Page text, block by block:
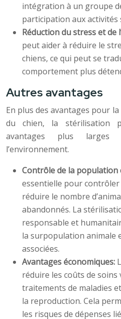
intégration à un groupe
participation aux activités
Réduction du stress et de
peut aider à réduire le
chiens, ce qui peut se
comportement plus
Autres avantages
En plus des avantages pour
du chien, la stérilisation
avantages plus
l’environnement.
Contrôle de la population
essentielle pour
réduire le nombre
abandonnés. La
responsable et
la surpopulation animale
associées.
Avantages économiques:
réduire les coûts de
traitements de maladies
la reproduction. Cela
les risques de dépenses